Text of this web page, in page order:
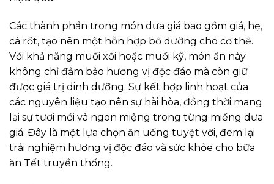
Các thành phần trong món dưa giá bao gồm giá, hẹ,
cà rốt, tạo nên một hỗn hợp bổ dưỡng cho cơ thể.
Với khả năng muối xổi hoặc muối kỹ, món ăn này
không chỉ đảm bảo hương vị độc đáo mà còn giữ
được giá trị dinh dưỡng. Sự kết hợp linh hoạt của
các nguyên liệu tạo nên sự hài hòa, đồng thời mang
lại sự tươi mới và ngon miệng trong từng miếng dưa
giá. Đây là một lựa chọn ăn uống tuyệt vời, đem lại
trải nghiệm hương vị độc đáo và sức khỏe cho bữa
ăn Tết truyền thống.